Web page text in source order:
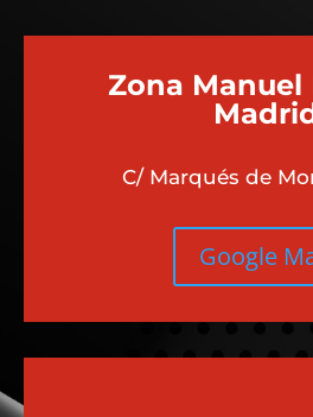
Zona Manuel
C/ Marqués de
Google